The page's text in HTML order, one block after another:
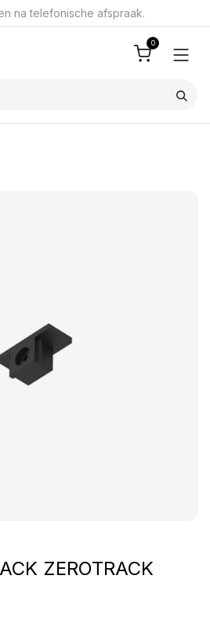
na telefonische afspraak.
0
ZEROTRACK